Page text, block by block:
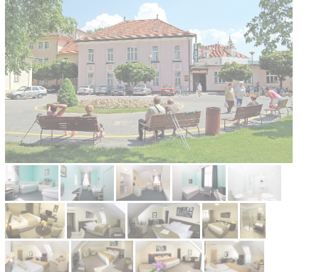
Kontakt